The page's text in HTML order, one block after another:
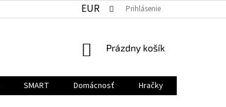
EUR Prihlásenie
NÁKUPNÝ
Prázdny košík
SMART Domácnosť
Hračky